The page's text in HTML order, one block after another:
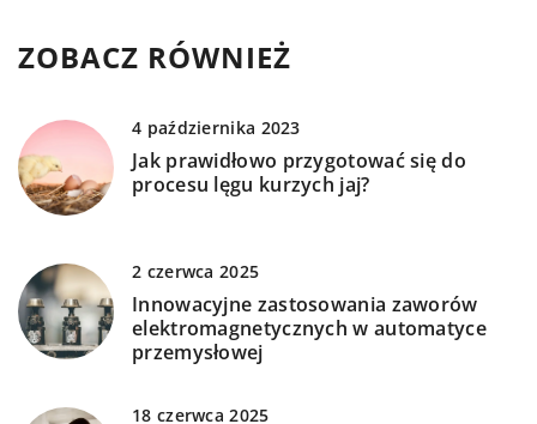
ZOBACZ RÓWNIEŻ
4 października 2023
Jak prawidłowo przygotować się do
procesu lęgu kurzych jaj?
2 czerwca 2025
Innowacyjne zastosowania zaworów
elektromagnetycznych w automatyce
przemysłowej
18 czerwca 2025